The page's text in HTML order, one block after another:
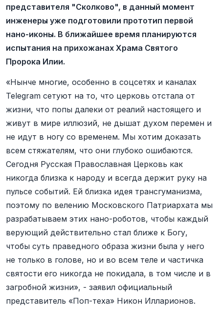
представителя "Сколково", в данный момент
инженеры уже подготовили прототип первой
нано-иконы. В ближайшее время планируются
испытания на прихожанах Храма Святого
Пророка Илии.
«Нынче многие, особенно в соцсетях и каналах
Telegram сетуют на то, что церковь отстала от
жизни, что попы далеки от реалий настоящего и
живут в мире иллюзий, не дышат духом перемен и
не идут в ногу со временем. Мы хотим доказать
всем стяжателям, что они глубоко ошибаются.
Сегодня Русская Православная Церковь как
никогда близка к народу и всегда держит руку на
пульсе событий. Ей близка идея трансгуманизма,
поэтому по велению Московского Патриархата мы
разрабатываем этих нано-роботов, чтобы каждый
верующий действительно стал ближе к Богу,
чтобы суть праведного образа жизни была у него
не только в голове, но и во всем теле и частичка
святости его никогда не покидала, в том числе и в
загробной жизни», - заявил официальный
представитель «Поп-теха» Никон Илларионов.